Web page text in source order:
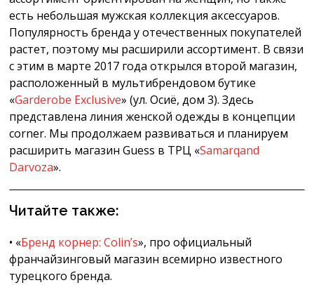
есть небольшая мужская коллекция аксессуаров.
Популярность бренда у отечественных покупателей
растет, поэтому мы расширили ассортимент. В связи
с этим в марте 2017 года открылся второй магазин,
расположенный в мультибрендовом бутике
«Garderobe Exclusive» (ул. Осиё, дом 3). Здесь
представлена линия женской одежды в концепции
corner. Мы продолжаем развиваться и планируем
расширить магазин Guess в ТРЦ «Samarqand
Darvoza».
Читайте также:
• «Бренд корнер: Colin’s», про официальный
франчайзинговый магазин всемирно известного
турецкого бренда.